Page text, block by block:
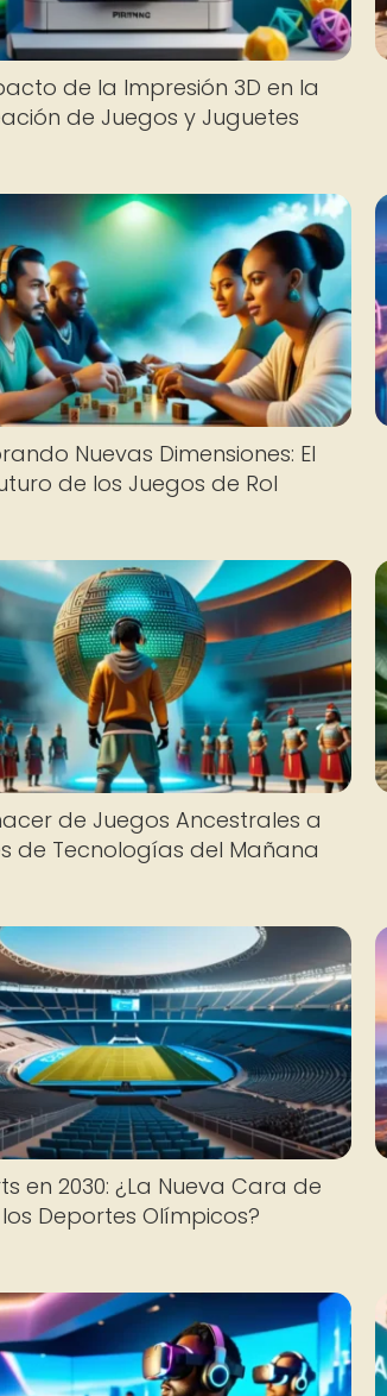
de la Impresión 3D en la
de Juegos y Juguetes
Nuevas Dimensiones: El
de los Juegos de Rol
de Juegos Ancestrales a
de Tecnologías del Mañana
en 2030: ¿La Nueva Cara de
los Deportes Olímpicos?